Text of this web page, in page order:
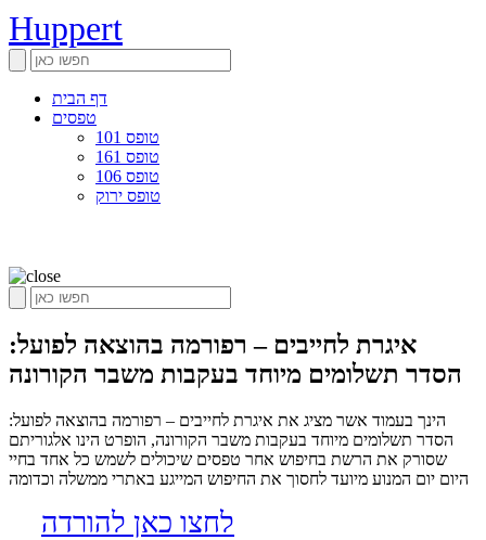
Huppert
דף הבית
טפסים
טופס 101
טופס 161
טופס 106
טופס ירוק
איגרת לחייבים – רפורמה בהוצאה לפועל:
הסדר תשלומים מיוחד בעקבות משבר הקורונה
הינך בעמוד אשר מציג את איגרת לחייבים – רפורמה בהוצאה לפועל:
הסדר תשלומים מיוחד בעקבות משבר הקורונה, הופרט הינו אלגוריתם
שסורק את הרשת בחיפוש אחר טפסים שיכולים לשמש כל אחד בחיי
היום יום המנוע מיועד לחסוך את החיפוש המייגע באתרי ממשלה וכדומה
לחצו כאן להורדה